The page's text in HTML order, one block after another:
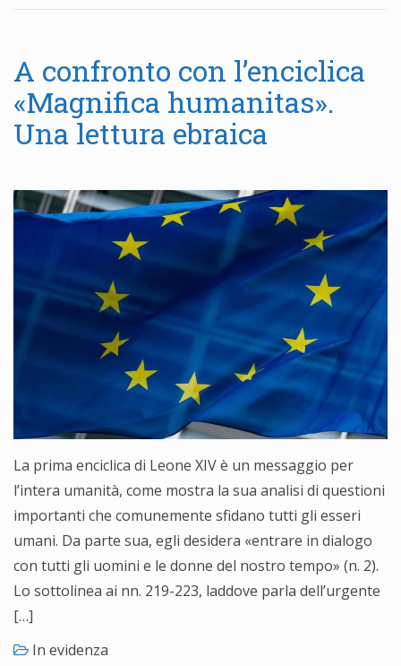
A confronto con l’enciclica
«Magnifica humanitas».
Una lettura ebraica
La prima enciclica di Leone XIV è un messaggio per
l’intera umanità, come mostra la sua analisi di questioni
importanti che comunemente sfidano tutti gli esseri
umani. Da parte sua, egli desidera «entrare in dialogo
con tutti gli uomini e le donne del nostro tempo» (n. 2).
Lo sottolinea ai nn. 219-223, laddove parla dell’urgente
[…]
In evidenza